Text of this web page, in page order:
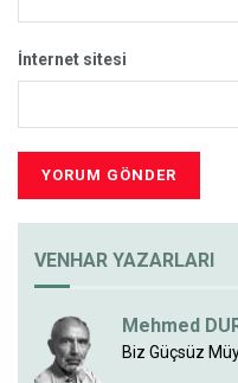
İnternet sitesi
VENHAR YAZARLARI
Mehmed
Biz Güçsüz